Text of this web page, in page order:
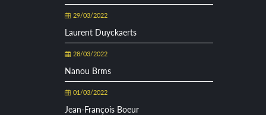
29/03/2022
Laurent Duyckaerts
28/03/2022
Nanou Brms
01/03/2022
Jean-François Boeur